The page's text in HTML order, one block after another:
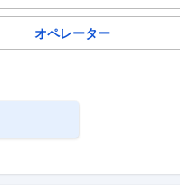
オペレーター